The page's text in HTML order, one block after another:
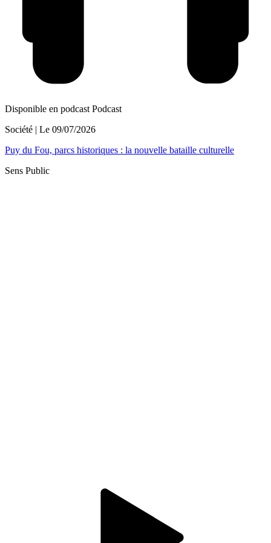
Disponible en podcast Podcast
Société | Le 09/07/2026
Puy du Fou, parcs historiques : la nouvelle bataille culturelle
Sens Public